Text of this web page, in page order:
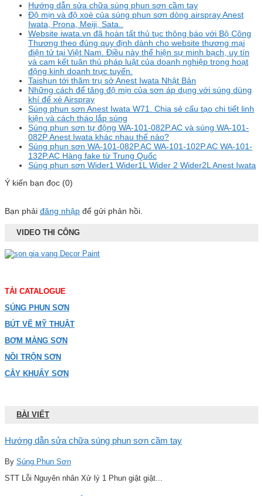
Hướng dẫn sửa chữa súng phun sơn cầm tay
Độ mịn và độ xoè của súng phun sơn dòng airspray Anest
Iwata, Prona, Meiji, Sata..
Website iwata.vn đã hoàn tất thủ tục thông báo với Bộ Công
Thương theo đúng quy định dành cho website thương mại
điện tử tại Việt Nam. Điều này thể hiện sự minh bạch, uy tín
và cam kết tuân thủ pháp luật của doanh nghiệp trong hoạt
động kinh doanh trực tuyến.
Taishun tới thăm trụ sở Anest Iwata Nhật Bản
Những cách để tăng độ mịn của sơn áp dụng với súng dùng
khí để xé Airspray
Súng phun sơn Anest Iwata W71. Chia sẻ cấu tạo chi tiết linh
kiện và cách tháo lắp súng
Súng phun sơn tự động WA-101-082P.AC và súng WA-101-
082P Anest Iwata khác nhau thế nào?
Súng phun sơn WA-101-082P.AC WA-101-102P.AC WA-101-
132P.AC Hàng fake từ Trung Quốc
Súng phun sơn Wider1 Wider1L Wider 2 Wider2L Anest Iwata
Ý kiến bạn đọc (0)
Bạn phải đăng nhập để gửi phản hồi.
VIDEO THI CÔNG
TẢI CATALOGUE
SÚNG PHUN SƠN
BÚT VẼ MỸ THUẬT
BƠM MÀNG SƠN
NỒI TRỘN SƠN
CÂY KHUẤY SƠN
BÀI VIẾT
Hướng dẫn sửa chữa súng phun sơn cầm tay
By Súng Phun Sơn
STT Lỗi Nguyên nhân Xử lý 1 Phun giật giật...